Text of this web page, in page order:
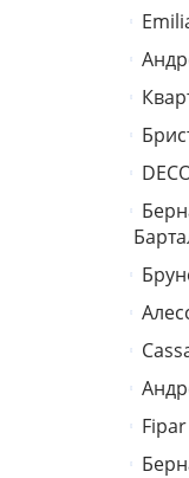
Villa
Bella
Бриз
Fipar